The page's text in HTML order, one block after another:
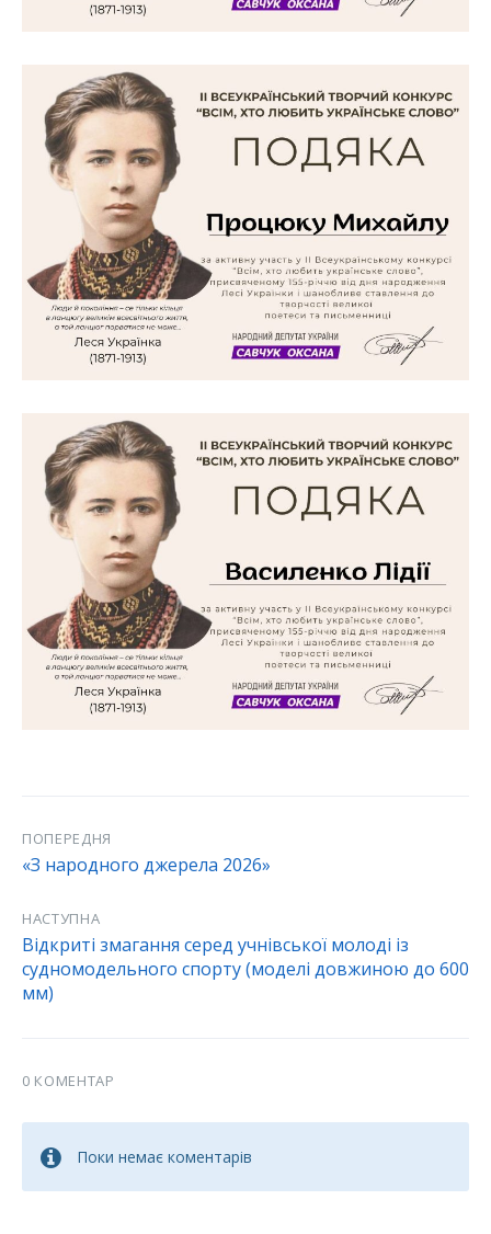
ПОПЕРЕДНЯ
«З народного джерела 2026»
НАСТУПНА
Відкриті змагання серед учнівської молоді із
судномодельного спорту (моделі довжиною до 600
мм)
0 КОМЕНТАР
Поки немає коментарів